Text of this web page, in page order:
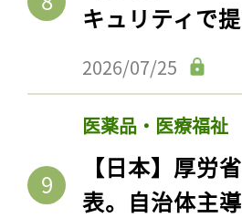
キュリティで
2026/07/25
医薬品・医療福祉
【日本】厚労
表。自治体主